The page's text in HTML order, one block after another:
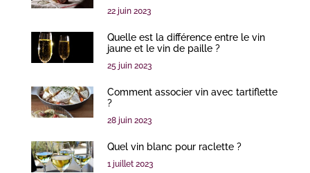
22 juin 2023
Quelle est la différence entre le vin
jaune et le vin de paille ?
25 juin 2023
Comment associer vin avec tartiflette
?
28 juin 2023
Quel vin blanc pour raclette ?
1 juillet 2023